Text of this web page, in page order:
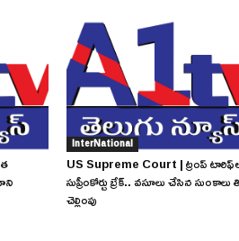
InterNational
US Supreme Court | ట్రంప్
సుప్రీంకోర్టు బ్రేక్.. వసూలు చేసిన సుంకాలు
చెల్లింపు